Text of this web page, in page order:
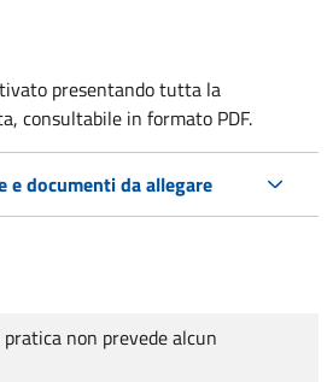
presentando tutta la
consultabile in formato PDF.
e documenti da allegare
non prevede alcun